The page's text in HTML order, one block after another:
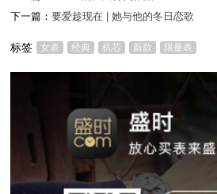
下一篇：要爱趁现在 | 她与他的冬日恋歌
标签 女表 经典 机芯 新款 限量表